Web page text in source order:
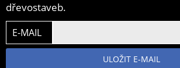
dřevostaveb.
E-MAIL
ULOŽIT E-MAIL